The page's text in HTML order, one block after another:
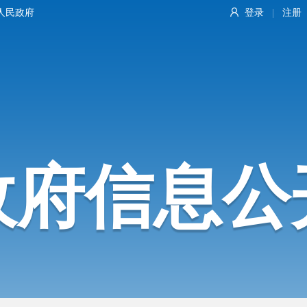
登录 注册
民政府
府信息公